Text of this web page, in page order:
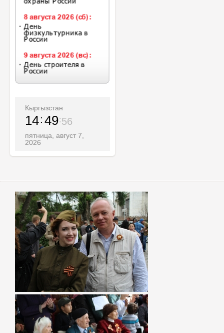
Кыргызстан
14 49 57
пятница, август 7,
2026